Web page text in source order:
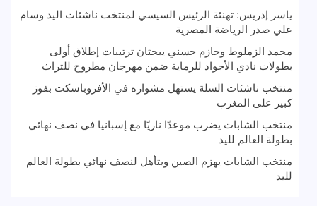
ياسر إدريس: تهنئة الرئيس السيسي لمنتخب ناشئات اليد وسام
علي صدر الرياضة المصرية
محمد الزملوط وحازم حسني يبحثان ترتيبات إطلاق أولى
بطولات نادي الأجواد للرماية ضمن مهرجان مطروح للتراث
منتخب ناشئات السلة يستهل مشواره في الأفروباسكت بفوز
كبير على المغرب
منتخب الشابات يضرب موعدًا ناريًا مع إسبانيا في نصف نهائي
بطولة العالم لليد
منتخب الشابات يهزم الصين ويتأهل لنصف نهائي بطولة العالم
لليد